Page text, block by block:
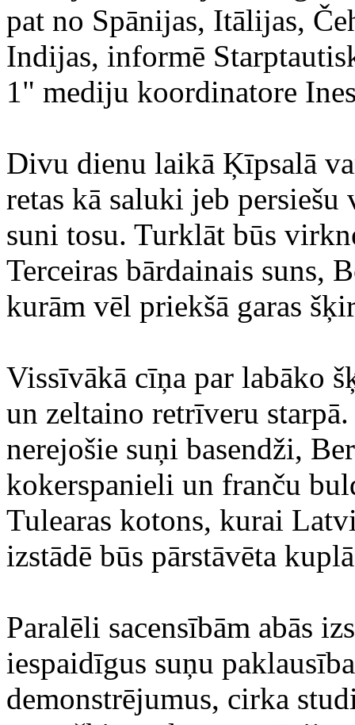
pat no Spānijas, Itālijas,
Indijas, informē
1" mediju koordinatore
Divu dienu laikā Ķīpsalā
retas kā saluki jeb persiešu
suni tosu. Turklāt būs
Terceiras bārdainais suns,
kurām vēl priekšā garas
Vissīvākā cīņa par labāko
un zeltaino retrīveru
nerejošie suņi basendži,
kokerspanieli un franču
Tulearas kotons, kurai
izstādē būs pārstāvēta
Paralēli sacensībām abās
iespaidīgus suņu
demonstrējumus, cirka